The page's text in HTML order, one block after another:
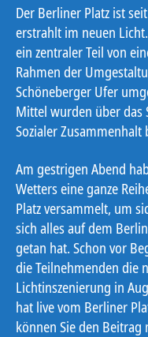
Der Berliner Platz ist
erstrahlt im neuen
ein zentraler Teil von
Rahmen der
Schöneberger Ufer
Mittel wurden über
Sozialer Zusammenhalt
Am gestrigen Abend
Wetters eine ganze
Platz versammelt, um
sich alles auf dem
getan hat. Schon vor
die Teilnehmenden die
Lichtinszenierung in
hat live vom Berliner
können Sie den Beitrag